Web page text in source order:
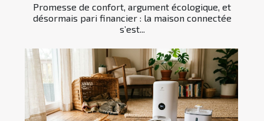
Promesse de confort, argument écologique, et
désormais pari financier : la maison connectée
s’est...